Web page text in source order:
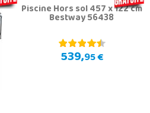
Piscine Hors sol 457 x 122 cm
Bestway 56438
539,95 €